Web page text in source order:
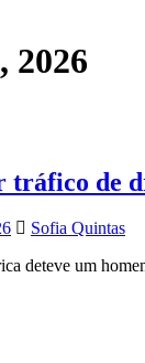
2026
tráfico de
Sofia Quintas
deteve um